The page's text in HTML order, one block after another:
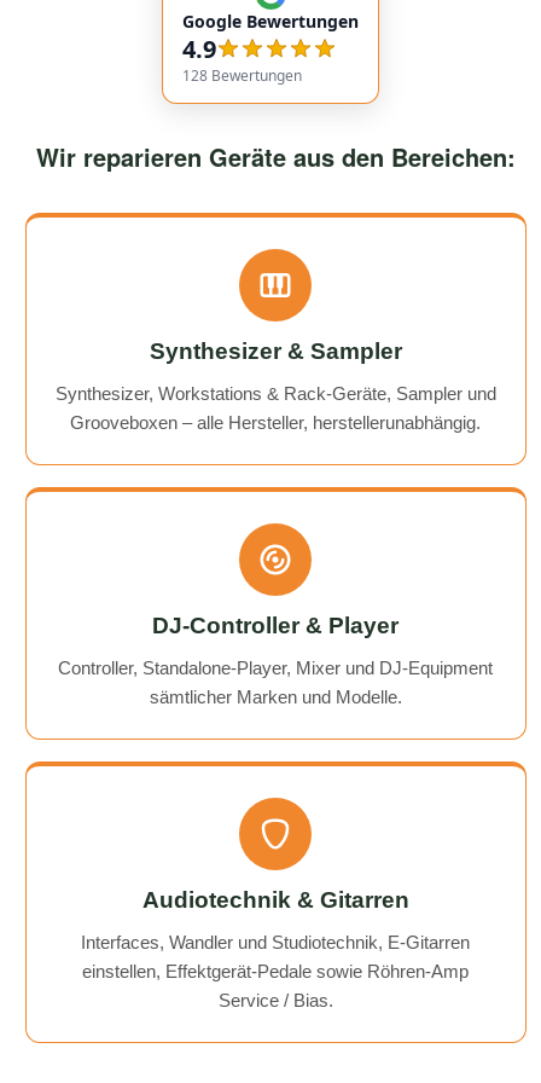
service overall was extremely friendly and reliable.
Highly recommended!
Google Bewertungen
4.9
128 Bewertungen
Wir reparieren Geräte aus den Bereichen:
Synthesizer & Sampler
Synthesizer, Workstations & Rack-Geräte, Sampler und
Grooveboxen – alle Hersteller, herstellerunabhängig.
DJ-Controller & Player
Controller, Standalone-Player, Mixer und DJ-Equipment
sämtlicher Marken und Modelle.
Audiotechnik & Gitarren
Interfaces, Wandler und Studiotechnik, E-Gitarren
einstellen, Effektgerät-Pedale sowie Röhren-Amp
Service / Bias.